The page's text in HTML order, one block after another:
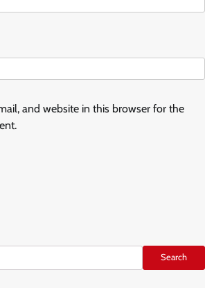
and website in this browser for the
Search